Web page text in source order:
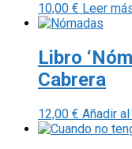
10,00 € Leer
Libro
Cabrera
12,00 € Añadir